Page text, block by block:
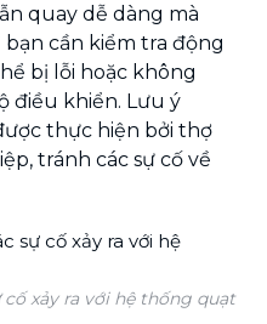
quay dễ dàng mà
cần kiểm tra động
bị lỗi hoặc không
điều khiển. Lưu ý
thực hiện bởi thợ
tránh các sự cố về
xảy ra với hệ thống quạt